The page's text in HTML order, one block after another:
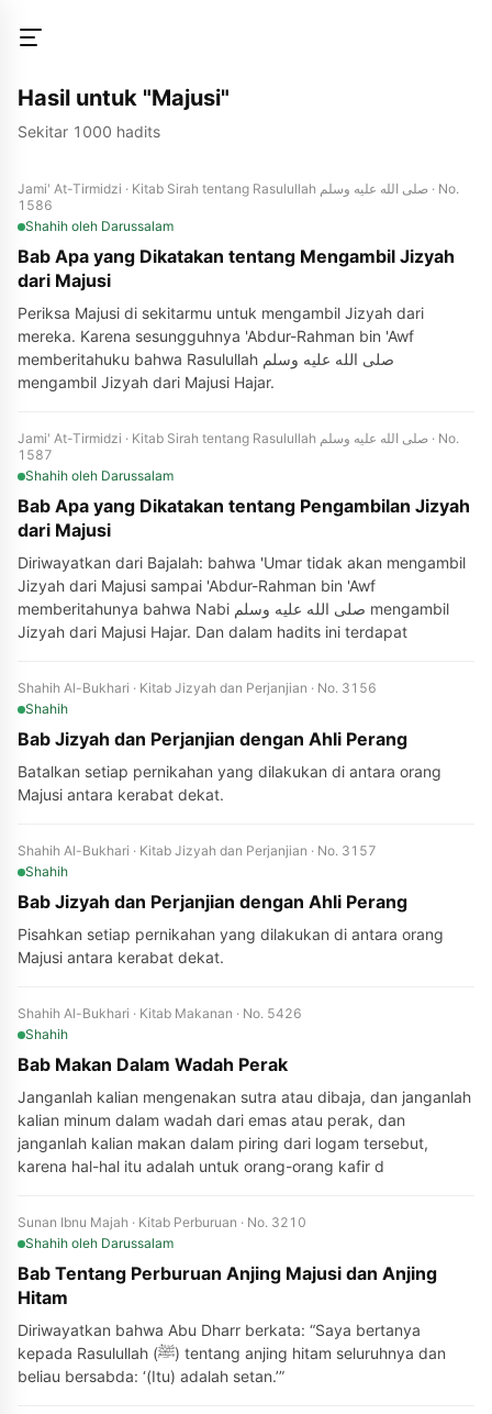
Hasil untuk "Majusi"
Sekitar 1000 hadits
Jami' At-Tirmidzi · Kitab Sirah tentang Rasulullah صلى الله عليه وسلم · No.
1586
Shahih oleh Darussalam
Bab Apa yang Dikatakan tentang Mengambil Jizyah
dari Majusi
Periksa Majusi di sekitarmu untuk mengambil Jizyah dari
mereka. Karena sesungguhnya 'Abdur-Rahman bin 'Awf
memberitahuku bahwa Rasulullah صلى الله عليه وسلم
mengambil Jizyah dari Majusi Hajar.
Jami' At-Tirmidzi · Kitab Sirah tentang Rasulullah صلى الله عليه وسلم · No.
1587
Shahih oleh Darussalam
Bab Apa yang Dikatakan tentang Pengambilan Jizyah
dari Majusi
Diriwayatkan dari Bajalah: bahwa 'Umar tidak akan mengambil
Jizyah dari Majusi sampai 'Abdur-Rahman bin 'Awf
memberitahunya bahwa Nabi صلى الله عليه وسلم mengambil
Jizyah dari Majusi Hajar. Dan dalam hadits ini terdapat
Shahih Al-Bukhari · Kitab Jizyah dan Perjanjian · No. 3156
Shahih
Bab Jizyah dan Perjanjian dengan Ahli Perang
Batalkan setiap pernikahan yang dilakukan di antara orang
Majusi antara kerabat dekat.
Shahih Al-Bukhari · Kitab Jizyah dan Perjanjian · No. 3157
Shahih
Bab Jizyah dan Perjanjian dengan Ahli Perang
Pisahkan setiap pernikahan yang dilakukan di antara orang
Majusi antara kerabat dekat.
Shahih Al-Bukhari · Kitab Makanan · No. 5426
Shahih
Bab Makan Dalam Wadah Perak
Janganlah kalian mengenakan sutra atau dibaja, dan janganlah
kalian minum dalam wadah dari emas atau perak, dan
janganlah kalian makan dalam piring dari logam tersebut,
karena hal-hal itu adalah untuk orang-orang kafir d
Sunan Ibnu Majah · Kitab Perburuan · No. 3210
Shahih oleh Darussalam
Bab Tentang Perburuan Anjing Majusi dan Anjing
Hitam
Diriwayatkan bahwa Abu Dharr berkata: “Saya bertanya
kepada Rasulullah (ﷺ) tentang anjing hitam seluruhnya dan
beliau bersabda: ‘(Itu) adalah setan.’”